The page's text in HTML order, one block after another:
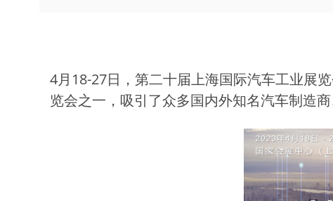
4月18-27日，第二十届上海国际汽车工业展
览会之一，吸引了众多国内外知名汽车制造